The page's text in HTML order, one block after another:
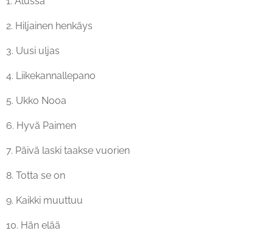
2. Hiljainen henkäys
3. Uusi uljas
4. Liikekannallepano
5. Ukko Nooa
6. Hyvä Paimen
7. Päivä laski taakse vuorien
8. Totta se on
9. Kaikki muuttuu
10. Hän elää